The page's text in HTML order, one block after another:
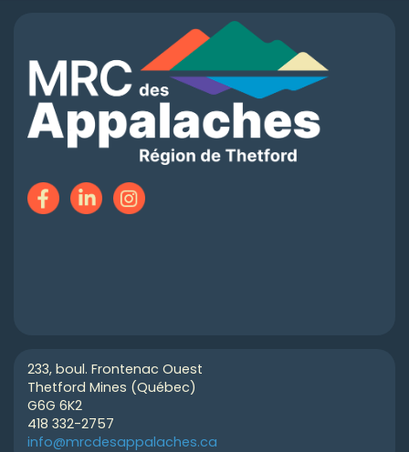
233, boul. Frontenac Ouest
Thetford Mines (Québec)
G6G 6K2
418 332-2757
info@mrcdesappalaches.ca